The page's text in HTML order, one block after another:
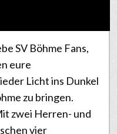
SV Böhme Fans,
eure
Licht ins Dunkel
zu bringen.
zwei Herren- und
vier